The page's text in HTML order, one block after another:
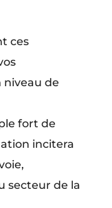
ces
de
fort de
incitera
secteur de la